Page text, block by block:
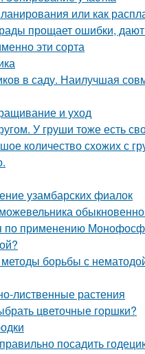
или как
прощает ошибки,
эти сорта
в саду. Наилучшая
и уход
У груши тоже есть
количество схожих с
узамбарских фиалок
по применению
борьбы с
лиственные растения
цветочные горшки?
посадить